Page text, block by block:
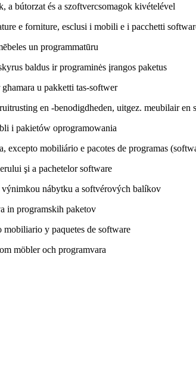
a bútorzat és a szoftvercsomagok kivételével
e forniture, esclusi i mobili e i pacchetti
un programmatūru
baldus ir programinės įrangos paketus
u pakketti tas-softwer
en -benodigdheden, uitgez. meubilair en
i pakietów oprogramowania
excepto mobiliário e pacotes de programas
şi a pachetelor software
nábytku a softvérových balíkov
in programskih paketov
y paquetes de software
möbler och programvara